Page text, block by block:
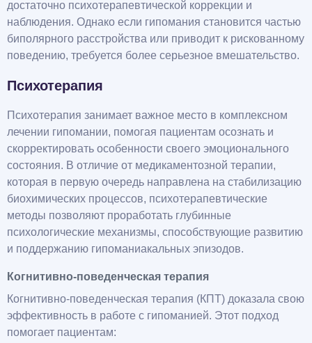
достаточно психотерапевтической коррекции и
наблюдения. Однако если гипомания становится частью
биполярного расстройства или приводит к рискованному
поведению, требуется более серьезное вмешательство.
Психотерапия
Психотерапия занимает важное место в комплексном
лечении гипомании, помогая пациентам осознать и
скорректировать особенности своего эмоционального
состояния. В отличие от медикаментозной терапии,
которая в первую очередь направлена на стабилизацию
биохимических процессов, психотерапевтические
методы позволяют проработать глубинные
психологические механизмы, способствующие развитию
и поддержанию гипоманиакальных эпизодов.
Когнитивно-поведенческая терапия
Когнитивно-поведенческая терапия (КПТ) доказала свою
эффективность в работе с гипоманией. Этот подход
помогает пациентам: